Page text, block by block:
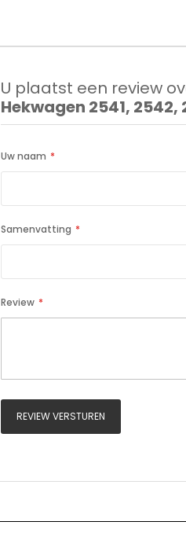
U plaatst een review
Hekwagen 2541,
Uw naam
Samenvatting
Review
REVIEW VERSTUREN